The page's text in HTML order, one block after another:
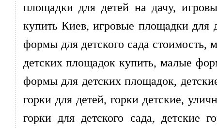
площадки для детей на дачу,
купить Киев, игровые площадки для
формы для детского сада
детских площадок купить, малые
формы для детских площадок,
горки для детей, горки детские,
горки для детского сада, детские